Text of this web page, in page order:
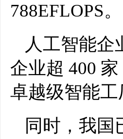
788EFLOPS。
人工智能企
企业超 400
卓越级智能工
同时，我国